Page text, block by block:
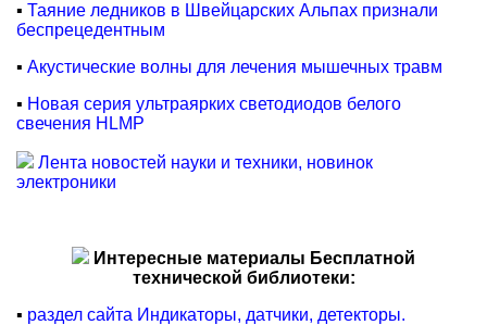
▪ Таяние ледников в Швейцарских Альпах признали
беспрецедентным
▪ Акустические волны для лечения мышечных травм
▪ Новая серия ультраярких светодиодов белого
свечения HLMP
Лента новостей науки и техники, новинок
электроники
Интересные материалы Бесплатной
технической библиотеки:
▪ раздел сайта Индикаторы, датчики, детекторы.